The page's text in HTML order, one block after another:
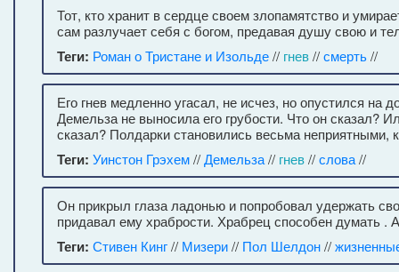
Тот, кто хранит в сердце своем злопамятство и
сам разлучает себя с богом, предавая душу свою и
Теги: Роман о Тристане и Изольде// гнев//смерть//
Его гнев медленно угасал, не исчез, но опустился на
Демельза не выносила его грубости. Что он сказал?
сказал? Полдарки становились весьма неприятными,
Теги: Уинстон Грэхем//Демельза// гнев//слова//
Он прикрыл глаза ладонью и попробовал удержать
придавал ему храбрости. Храбрец способен думать .
Теги: Стивен Кинг// Мизери// Пол Шелдон//